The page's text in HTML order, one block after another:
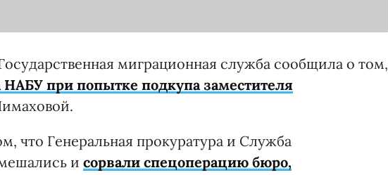
миграционная служба сообщила о том,
НАБУ при попытке подкупа заместителя
что Генеральная прокуратура и Служба
и сорвали спецоперацию бюро,